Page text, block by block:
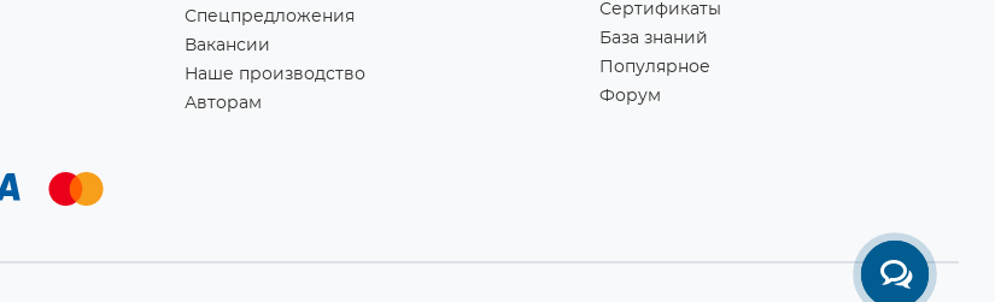
Спецпредложения
Вакансии
Наше производство
Авторам
Сертификаты
База знаний
Популярное
Форум